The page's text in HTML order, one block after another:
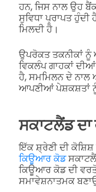
ਹਨ, ਜਿਸ ਨਾਲ ਉਹ
ਸੁਵਿਧਾ ਪ੍ਰਾਪਤ
ਮਿਲਦੀ ਹੈ।
ਉਪਰੋਕਤ ਤਕਨੀਕਾਂ ਨੂੰ
ਵਿਕਲੰਪ ਗਾਹਕਾਂ
ਹੈ, ਸਮਮਿਲਨ ਦੇ
ਆਪਣੀਆਂ ਪੇਸ਼ਕਸ਼ਤਾਂ
ਸਕਾਟਲੈਂਡ ਦਾ
ਇੱਕ ਸ਼੍ਰੇਣੀ ਦੀ
ਕਿਊਆਰ ਕੋਡ
ਕਿਊਆਰ ਕੋਡ ਦੀ
ਸਮਾਵੇਸ਼ਨਾਤਮਕ